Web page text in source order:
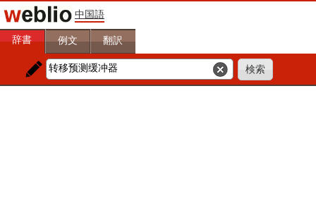
中国語
辞書 例文 翻訳